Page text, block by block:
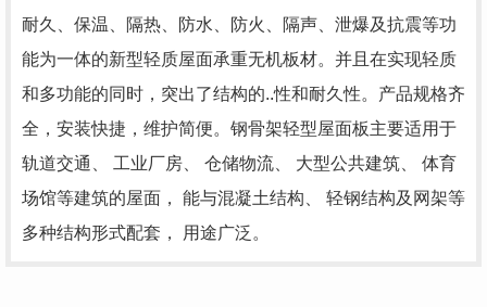
耐久、保温、隔热、防水、防火、隔声、泄爆及抗震等功
能为一体的新型轻质屋面承重无机板材。并且在实现轻质
和多功能的同时，突出了结构的..性和耐久性。产品规格齐
全，安装快捷，维护简便。钢骨架轻型屋面板主要适用于
轨道交通、 工业厂房、 仓储物流、 大型公共建筑、 体育
场馆等建筑的屋面， 能与混凝土结构、 轻钢结构及网架等
多种结构形式配套， 用途广泛。